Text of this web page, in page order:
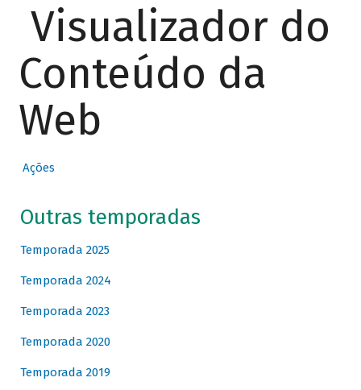
Visualizador do
Conteúdo da
Web
Ações
Outras temporadas
Temporada 2025
Temporada 2024
Temporada 2023
Temporada 2020
Temporada 2019